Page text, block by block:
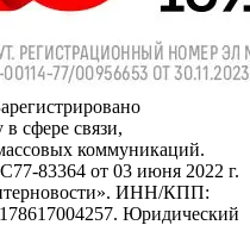
сфере связи,
коммуникаций.
83364 от 03 июня 2022 г.
ИНН/КПП:
Юридический